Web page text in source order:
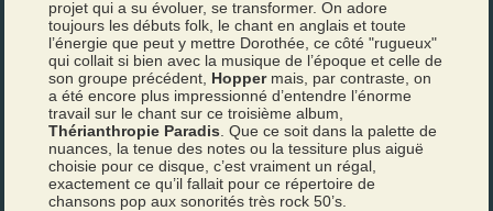
projet qui a su évoluer, se transformer. On adore
toujours les débuts folk, le chant en anglais et toute
l’énergie que peut y mettre Dorothée, ce côté "rugueux"
qui collait si bien avec la musique de l’époque et celle de
son groupe précédent, Hopper mais, par contraste, on
a été encore plus impressionné d’entendre l’énorme
travail sur le chant sur ce troisième album,
Thérianthropie Paradis . Que ce soit dans la palette de
nuances, la tenue des notes ou la tessiture plus aiguë
choisie pour ce disque, c’est vraiment un régal,
exactement ce qu’il fallait pour ce répertoire de
chansons pop aux sonorités très rock 50’s.